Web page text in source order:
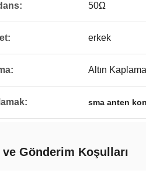
50Ω
erkek
Altın
sma anten
ve Gönderim Koşulları